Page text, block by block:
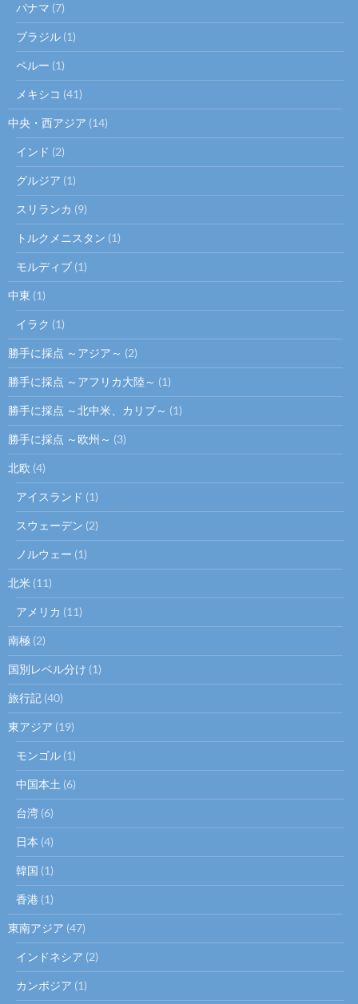
パナマ (7)
ブラジル (1)
ペルー (1)
メキシコ (41)
中央・西アジア (14)
インド (2)
グルジア (1)
スリランカ (9)
トルクメニスタン (1)
モルディブ (1)
中東 (1)
イラク (1)
勝手に採点 ～アジア～ (2)
勝手に採点 ～アフリカ大陸～ (1)
勝手に採点 ～北中米、カリブ～ (1)
勝手に採点 ～欧州～ (3)
北欧 (4)
アイスランド (1)
スウェーデン (2)
ノルウェー (1)
北米 (11)
アメリカ (11)
南極 (2)
国別レベル分け (1)
旅行記 (40)
東アジア (19)
モンゴル (1)
中国本土 (6)
台湾 (6)
日本 (4)
韓国 (1)
香港 (1)
東南アジア (47)
インドネシア (2)
カンボジア (1)